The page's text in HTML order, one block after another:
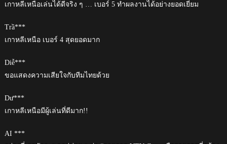
เกาหลีเหนือเล่นได้ดีจริง ๆ … เบอร์ 5 ทำผลงานได้อย่างยอดเยี่ยม
Trầ***
เกาหลีเหนือ เบอร์ 4 สุดยอดมาก
Diễ***
ขอแสดงความเสียใจกับทีมไทยด้วย
Dư***
เกาหลีเหนือมีผู้เล่นที่ดีมาก!!
AI ***